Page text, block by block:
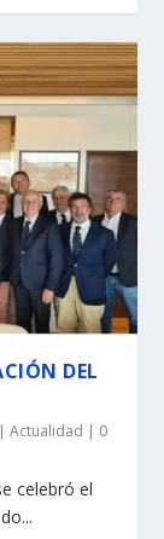
DEL
|Actualidad | 0
celebró el